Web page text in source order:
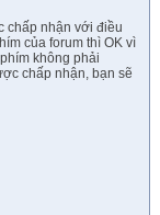
chấp nhận với điều
của forum thì OK vì
không phải
chấp nhận, bạn sẽ